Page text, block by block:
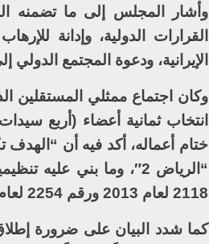
وأشار المجلس إلى ما تضمنه
القرارات الدولية، وإدانة
الإيرانية، ودعوة المجتمع
وكان اجتماع ممثلي المستقلين
انتخاب ثمانية أعضاء (أربع
ختام أعماله، أكد فيه أن
2118 لعام 2013 ورقم 2254 لعام 2015”.
كما شدد البيان على ضرورة